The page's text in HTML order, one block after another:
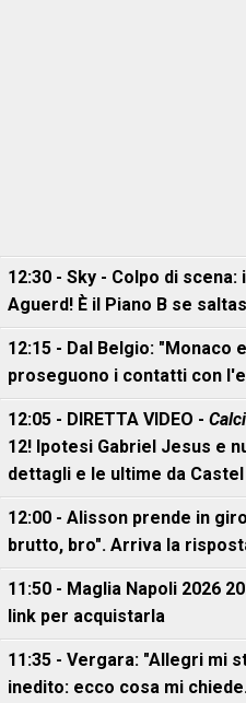
12:30 - Sky - Colpo di
Aguerd! È il Piano B se
12:15 - Dal Belgio: "Monaco
proseguono i contatti con
12:05 - DIRETTA VIDEO -
12! Ipotesi Gabriel Jesus e
dettagli e le ultime da
12:00 - Alisson prende in
brutto, bro". Arriva la
11:50 - Maglia Napoli 2026
link per acquistarla
11:35 - Vergara: "Allegri mi
inedito: ecco cosa mi